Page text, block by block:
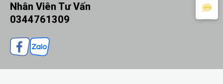
Nhân Viên Tư Vấn
0344761309